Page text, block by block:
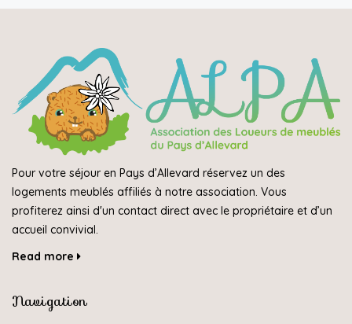
Pour votre séjour en Pays d’Allevard réservez un des
logements meublés affiliés à notre association. Vous
profiterez ainsi d'un contact direct avec le propriétaire et d’un
accueil convivial.
Read more
Navigation